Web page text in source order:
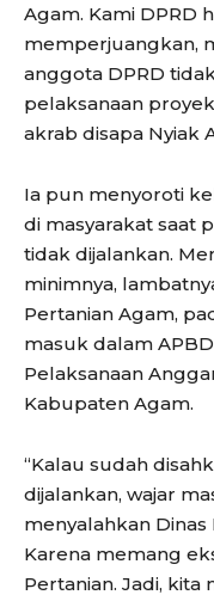
Agam. Kami DPRD
memperjuangkan,
anggota DPRD
pelaksanaan
akrab disapa Nyiak
Ia pun menyoroti
di masyarakat saat
tidak dijalankan.
minimnya,
Pertanian Agam,
masuk dalam
Pelaksanaan
Kabupaten Agam.
“Kalau sudah
dijalankan, wajar
menyalahkan
Karena memang
Pertanian. Jadi, kita